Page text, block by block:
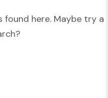
found here. Maybe try a